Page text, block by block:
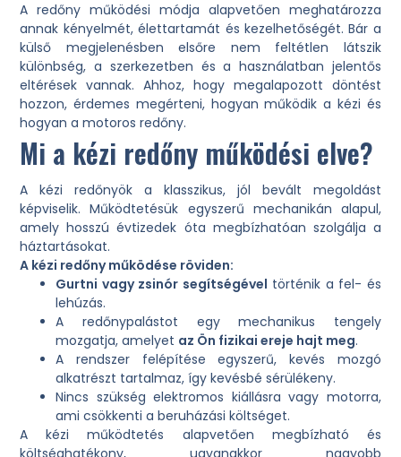
A redőny működési módja alapvetően meghatározza
annak kényelmét, élettartamát és kezelhetőségét. Bár a
külső megjelenésben elsőre nem feltétlen látszik
különbség, a szerkezetben és a használatban jelentős
eltérések vannak. Ahhoz, hogy megalapozott döntést
hozzon, érdemes megérteni, hogyan működik a kézi és
hogyan a motoros redőny.
Mi a kézi redőny működési elve?
A kézi redőnyök a klasszikus, jól bevált megoldást
képviselik. Működtetésük egyszerű mechanikán alapul,
amely hosszú évtizedek óta megbízhatóan szolgálja a
háztartásokat.
A kézi redőny működése röviden:
Gurtni vagy zsinór segítségével történik a fel- és
lehúzás.
A redőnypalástot egy mechanikus tengely
mozgatja, amelyet az Ön fizikai ereje hajt meg.
A rendszer felépítése egyszerű, kevés mozgó
alkatrészt tartalmaz, így kevésbé sérülékeny.
Nincs szükség elektromos kiállásra vagy motorra,
ami csökkenti a beruházási költséget.
A kézi működtetés alapvetően megbízható és